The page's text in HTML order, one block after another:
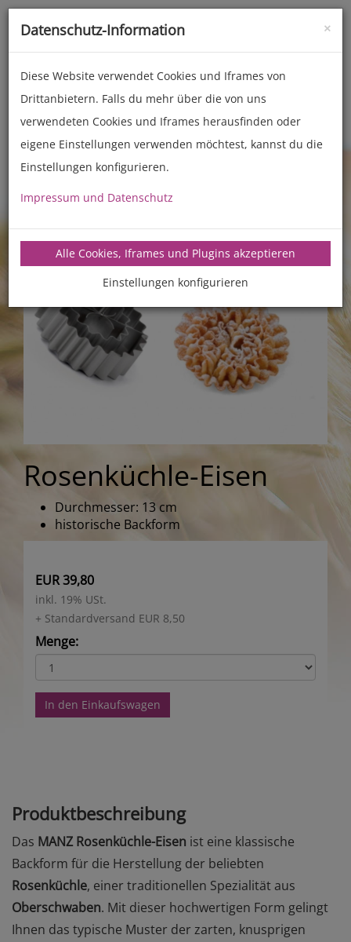
Toggle
Rosenküchle-Eisen
Durchmesser: 13 cm
historische Backform
EUR 39,80
inkl. 19% USt.
+ Standardversand EUR 8,50
Menge:
In den Einkaufswagen
Produktbeschreibung
Das MANZ Rosenküchle-Eisen ist eine klassische
Backform für die Herstellung der beliebten
Rosenküchle, einer traditionellen Spezialität aus
Oberschwaben. Mit dieser hochwertigen Form gelingt
Ihnen das typische Muster der zarten, knusprigen
×
Datenschutz-Information
Diese Website verwendet Cookies und Iframes von
Drittanbietern. Falls du mehr über die von uns
verwendeten Cookies und Iframes herausfinden oder
eigene Einstellungen verwenden möchtest, kannst du die
Einstellungen konfigurieren.
Impressum und Datenschutz
Alle Cookies, Iframes und Plugins akzeptieren
Einstellungen konfigurieren